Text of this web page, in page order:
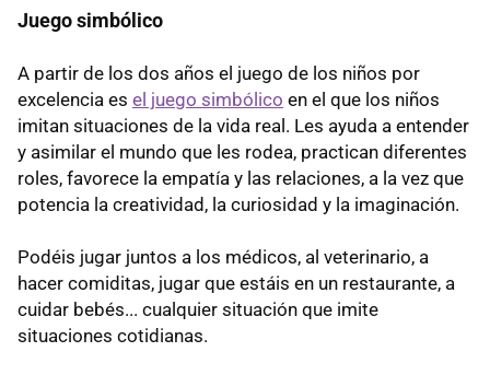
Juego simbólico
A partir de los dos años el juego de los niños por
excelencia es el juego simbólico en el que los niños
imitan situaciones de la vida real. Les ayuda a entender
y asimilar el mundo que les rodea, practican diferentes
roles, favorece la empatía y las relaciones, a la vez que
potencia la creatividad, la curiosidad y la imaginación.
Podéis jugar juntos a los médicos, al veterinario, a
hacer comiditas, jugar que estáis en un restaurante, a
cuidar bebés... cualquier situación que imite
situaciones cotidianas.